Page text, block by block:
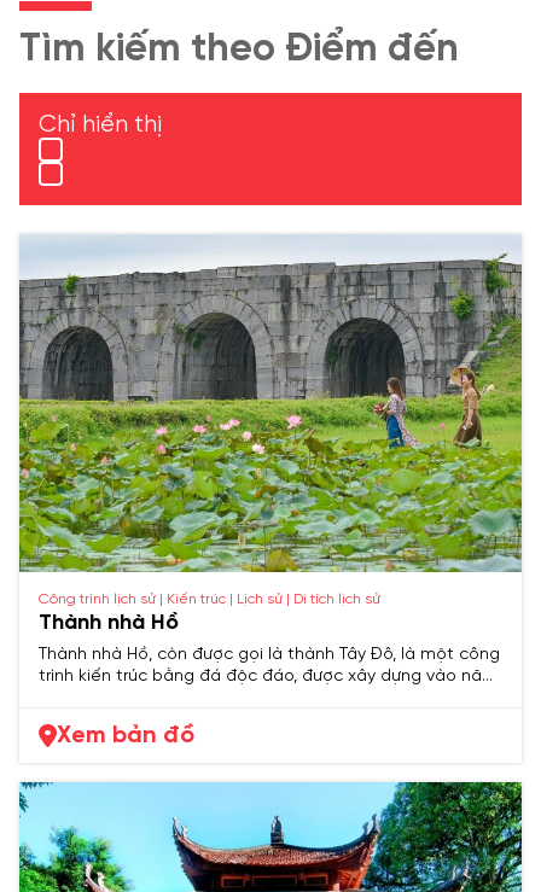
Tìm kiếm theo Điểm đến
Chỉ hiển thị
Công trình lịch sử | Kiến trúc | Lịch sử | Di tích lịch sử
Thành nhà Hồ
Thành nhà Hồ, còn được gọi là thành Tây Đô, là một công
trình kiến trúc bằng đá độc đáo, được xây dựng vào năm
Xem bản đồ